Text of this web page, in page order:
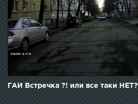
ГАИ Встречка ?! или все таки НЕТ?